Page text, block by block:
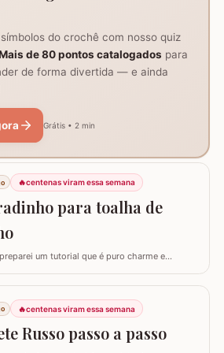
do crochê com nosso quiz
de 80 pontos catalogados para
de forma divertida — e ainda
Grátis • 2 min
🔥centenas viram essa semana
para toalha de
um tutorial que é puro charme e
um Barradinho para Toalha de
Toalha de Rosto passo a passo. Esse
transforma uma peça simples em um item de
de luxo, ideal para presentear ou para…
🔥centenas viram essa semana
Russo passo a passo